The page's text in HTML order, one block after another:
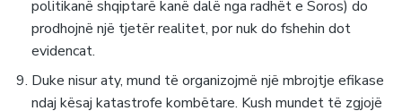
politikanë shqiptarë kanë dalë nga radhët e Soros) do
prodhojnë një tjetër realitet, por nuk do fshehin dot
evidencat.
Duke nisur aty, mund të organizojmë një mbrojtje efikase
ndaj kësaj katastrofe kombëtare. Kush mundet të zgjojë